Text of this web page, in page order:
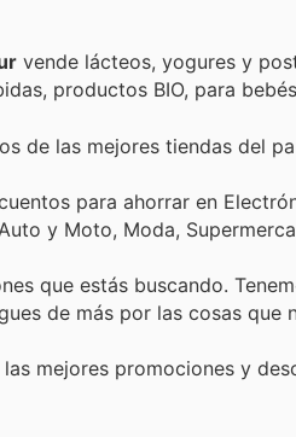
vende lácteos, yogures y
de las mejores tiendas del
para ahorrar en
y Moto, Moda,
que estás buscando.
de más por las cosas que
mejores promociones y